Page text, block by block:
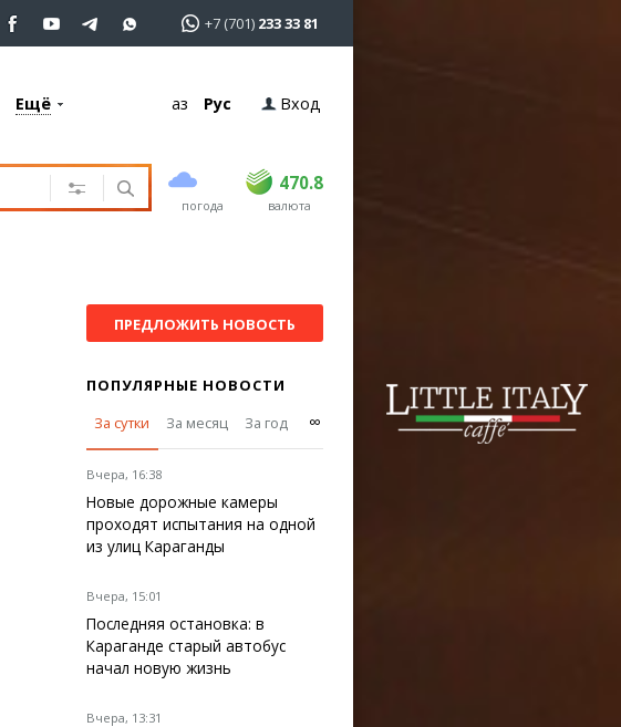
+7 (701) 233 33 81
Ещё Қаз Рус Вход
погода
470.8
USD 468.5 470.8
EUR валюта
ПРЕДЛОЖИТЬ НОВОСТЬ
ПОПУЛЯРНЫЕ НОВОСТИ
За сутки
За месяц За год ∞
Вчера, 16:38
Новые дорожные камеры
проходят испытания на одной
из улиц Караганды
Вчера, 15:01
Последняя остановка: в
Караганде старый автобус
начал новую жизнь
Вчера, 13:31